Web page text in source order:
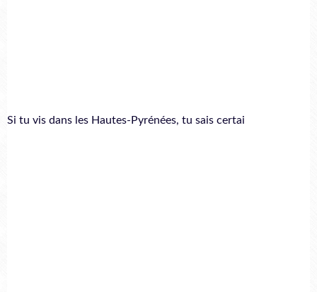
Si tu vis dans les Hautes-Pyrénées, tu sais certai